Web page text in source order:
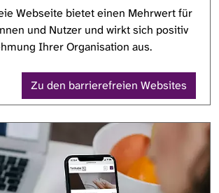
Webseite bietet einen Mehrwert für
und Nutzer und wirkt sich positiv
Ihrer Organisation aus.
Zu den barrierefreien Websites